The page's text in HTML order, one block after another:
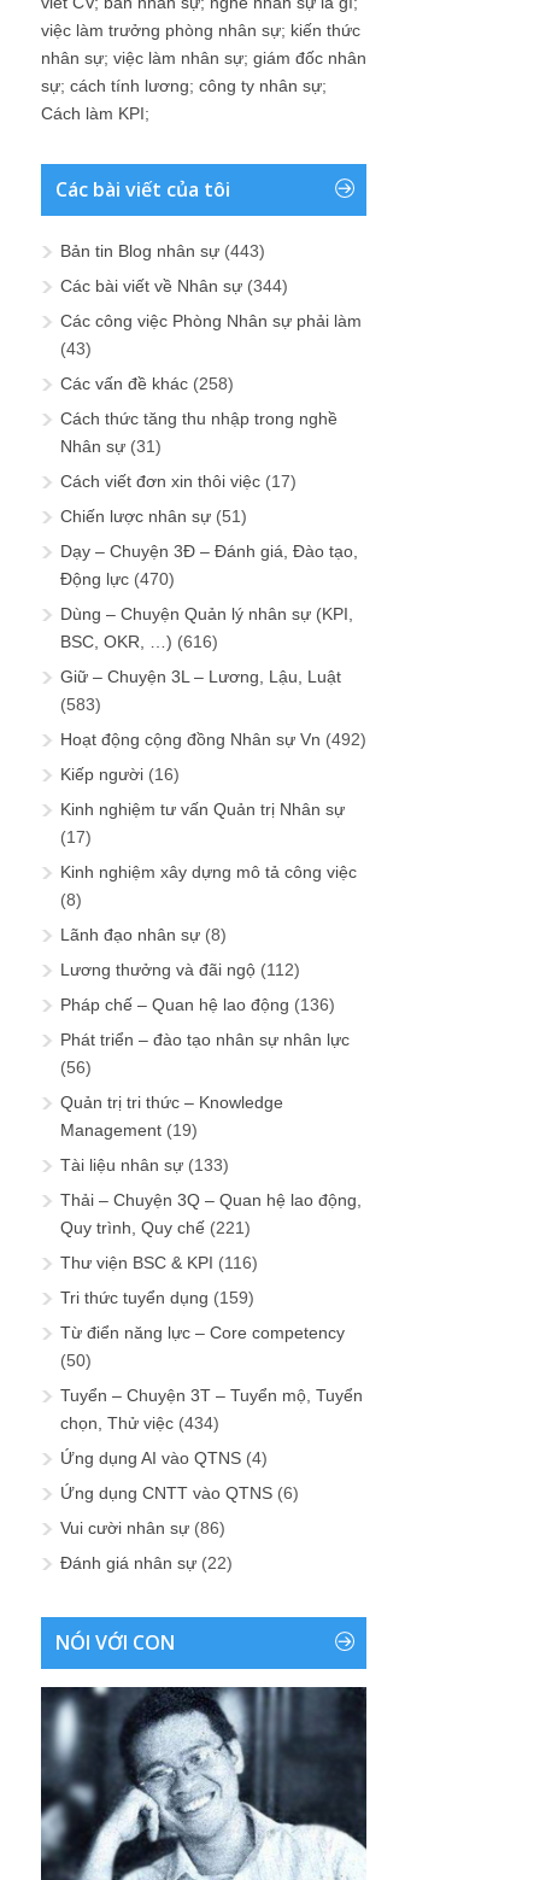
việc làm trưởng phòng nhân sự; kiến thức
nhân sự; việc làm nhân sự; giám đốc nhân
sự; cách tính lương; công ty nhân sự;
Cách làm KPI;
Các bài viết của tôi
Bản tin Blog nhân sự (443)
Các bài viết về Nhân sự (344)
Các công việc Phòng Nhân sự phải làm
(43)
Các vấn đề khác (258)
Cách thức tăng thu nhập trong nghề
Nhân sự (31)
Cách viết đơn xin thôi việc (17)
Chiến lược nhân sự (51)
Dạy – Chuyện 3Đ – Đánh giá, Đào tạo,
Động lực (470)
Dùng – Chuyện Quản lý nhân sự (KPI,
BSC, OKR, …) (616)
Giữ – Chuyện 3L – Lương, Lậu, Luật
(583)
Hoạt động cộng đồng Nhân sự Vn (492)
Kiếp người (16)
Kinh nghiệm tư vấn Quản trị Nhân sự
(17)
Kinh nghiệm xây dựng mô tả công việc
(8)
Lãnh đạo nhân sự (8)
Lương thưởng và đãi ngộ (112)
Pháp chế – Quan hệ lao động (136)
Phát triển – đào tạo nhân sự nhân lực
(56)
Quản trị tri thức – Knowledge
Management (19)
Tài liệu nhân sự (133)
Thải – Chuyện 3Q – Quan hệ lao động,
Quy trình, Quy chế (221)
Thư viện BSC & KPI (116)
Tri thức tuyển dụng (159)
Từ điển năng lực – Core competency
(50)
Tuyển – Chuyện 3T – Tuyển mộ, Tuyển
chọn, Thử việc (434)
Ứng dụng AI vào QTNS (4)
Ứng dụng CNTT vào QTNS (6)
Vui cười nhân sự (86)
Đánh giá nhân sự (22)
NÓI VỚI CON